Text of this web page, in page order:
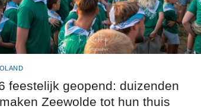
feestelijk geopend: duizenden
Zeewolde tot hun thuis